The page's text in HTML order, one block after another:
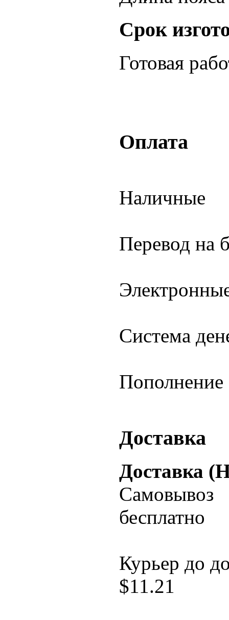
Срок
Готовая
Оплата
Наличные
Перевод на
Система
Пополнение
Доставка
Доставка
Самовывоз
бесплатно
Курьер до
$11.21